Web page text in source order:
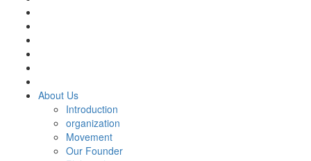
About Us
Introduction
organization
Movement
Our Founder